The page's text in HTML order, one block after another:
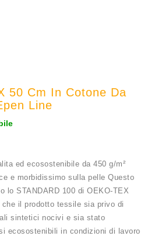
50 Cm In Cotone Da
Line
ed ecosostenibile da 450 g/m²
e morbidissimo sulla pelle Questo
lo STANDARD 100 di OEKO-TEX
il prodotto tessile sia privo di
sintetici nocivi e sia stato
ecosostenibili in condizioni di lavoro